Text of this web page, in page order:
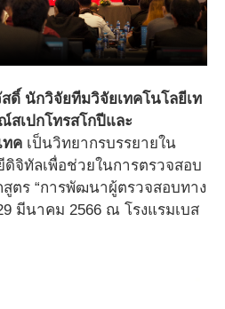
ดิ์ นักวิจัยทีมวิจัยเทคโนโลยีเท
สเปกโทรสโกปีและ
ทค เป็นวิทยากรบรรยายใน
ดิจิทัลเพื่อช่วยในการตรวจสอบ
สูตร “การพัฒนาผู้ตรวจสอบทาง
มีนาคม 2566 ณ โรงแรมเบส